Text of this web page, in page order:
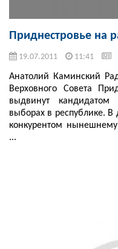
Приднестровье на
19.07.2011 11:41
Анатолий Каминский
Верховного Совета
выдвинут кандидатом
выборах в республике.
конкурентом
...